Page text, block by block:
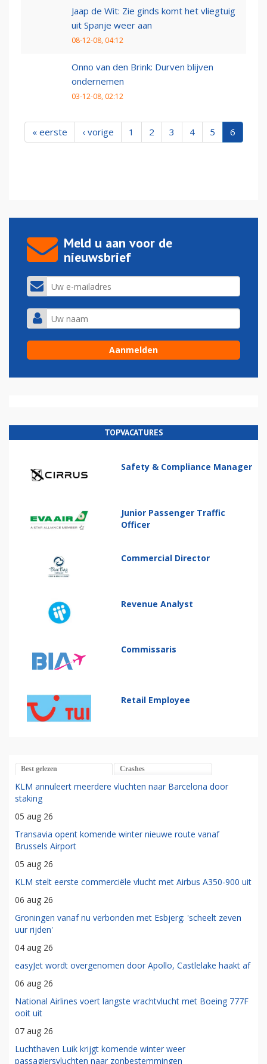
Jaap de Wit: Zie ginds komt het vliegtuig
uit Spanje weer aan
08-12-08, 04:12
Onno van den Brink: Durven blijven
ondernemen
03-12-08, 02:12
« eerste ‹ vorige 1 2 3 4 5 6
Meld u aan voor de
nieuwsbrief
TOPVACATURES
Safety & Compliance Manager
Junior Passenger Traffic
Officer
Commercial Director
Revenue Analyst
Commissaris
Retail Employee
Best gelezen Crashes
KLM annuleert meerdere vluchten naar Barcelona door
staking
05 aug 26
Transavia opent komende winter nieuwe route vanaf
Brussels Airport
05 aug 26
KLM stelt eerste commerciële vlucht met Airbus A350-900 uit
06 aug 26
Groningen vanaf nu verbonden met Esbjerg: 'scheelt zeven
uur rijden'
04 aug 26
easyJet wordt overgenomen door Apollo, Castlelake haakt af
06 aug 26
National Airlines voert langste vrachtvlucht met Boeing 777F
ooit uit
07 aug 26
Luchthaven Luik krijgt komende winter weer
passagiersvluchten naar zonbestemmingen